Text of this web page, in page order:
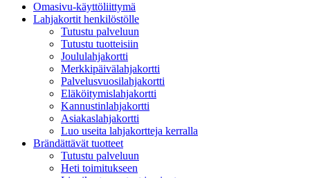
Omasivu-käyttöliittymä
Lahjakortit henkilöstölle
Tutustu palveluun
Tutustu tuotteisiin
Joululahjakortti
Merkkipäivälahjakortti
Palvelusvuosilahjakortti
Eläköitymislahjakortti
Kannustinlahjakortti
Asiakaslahjakortti
Luo useita lahjakortteja kerralla
Brändättävät tuotteet
Tutustu palveluun
Heti toimitukseen